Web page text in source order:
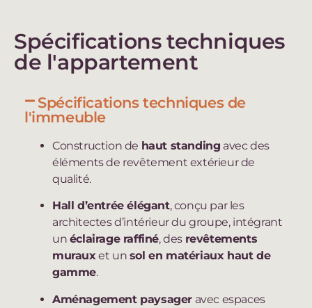
Spécifications techniques
de l'appartement
Spécifications techniques de
l'immeuble
Construction de haut standing avec des
éléments de revêtement extérieur de
qualité.
Hall d’entrée élégant, conçu par les
architectes d’intérieur du groupe, intégrant
un éclairage raffiné, des revêtements
murauxet un sol en matériaux haut de
gamme.
Aménagement paysager avec espaces